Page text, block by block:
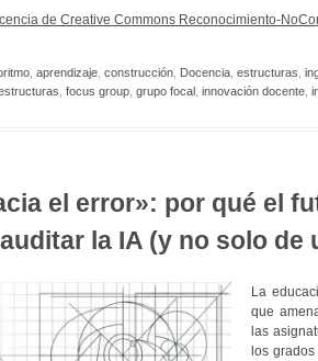
de Creative Commons Reconocimiento-
, aprendizaje, construcción, Docencia, estructuras
focus group, grupo focal, innovación docente,
el error»: por qué el
la IA (y no solo de
La
que
las
los